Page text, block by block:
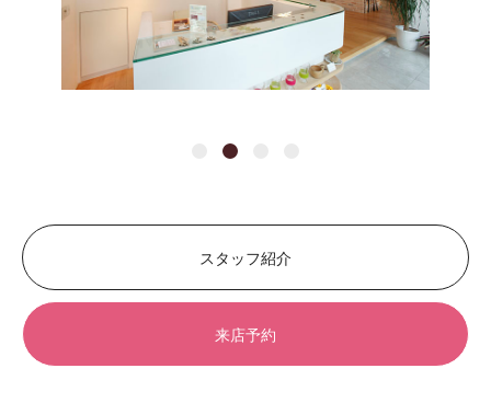
スタッフ紹介
来店予約